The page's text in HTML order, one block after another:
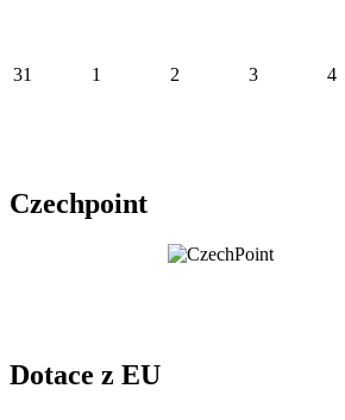
31 1 2 3 4
Czechpoint
Dotace z EU